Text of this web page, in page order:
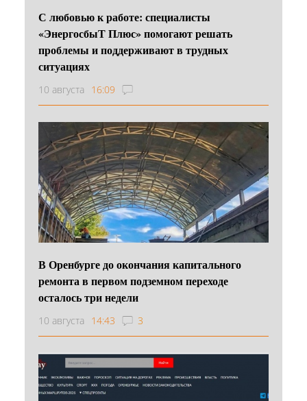
С любовью к работе: специалисты
«ЭнергосбыТ Плюс» помогают решать
проблемы и поддерживают в трудных
ситуациях
10 августа 16:09
В Оренбурге до окончания капитального
ремонта в первом подземном переходе
осталось три недели
10 августа 14:43 3